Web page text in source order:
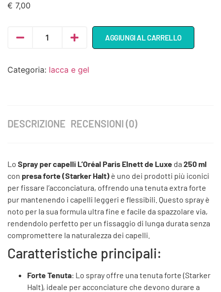
€ 7,00
AGGIUNGI AL CARRELLO
Categoria: lacca e gel
DESCRIZIONE RECENSIONI (0)
Lo Spray per capelli L’Oréal Paris Elnett de Luxe da 250 ml
con presa forte (Starker Halt) è uno dei prodotti più iconici
per fissare l’acconciatura, offrendo una tenuta extra forte
pur mantenendo i capelli leggeri e flessibili. Questo spray è
noto per la sua formula ultra fine e facile da spazzolare via,
rendendolo perfetto per un fissaggio di lunga durata senza
compromettere la naturalezza dei capelli.
Caratteristiche principali:
Forte Tenuta: Lo spray offre una tenuta forte (Starker
Halt), ideale per acconciature che devono durare a